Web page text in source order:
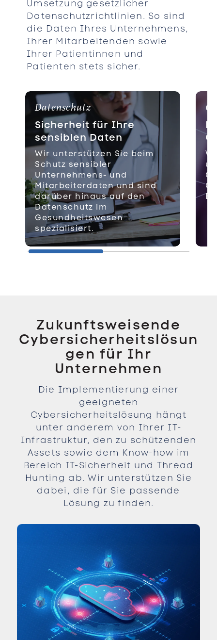
Umsetzung gesetzlicher
Datenschutzrichtlinien. So sind
die Daten Ihres Unternehmens,
Ihrer Mitarbeitenden sowie
Ihrer Patientinnen und
Patienten stets sicher.
Datenschutz
Sicherheit für Ihre
sensiblen Daten
Wir unterstützen Sie beim
Schutz sensibler
Unternehmens- und
Mitarbeiterdaten und sind
darüber hinaus auf den
Datenschutz im
Gesundheitswesen
spezialisiert.
Zukunftsweisende
Cybersicherheitslösun
gen für Ihr
Unternehmen
Die Implementierung einer
geeigneten
Cybersicherheitslösung hängt
unter anderem von Ihrer IT-
Infrastruktur, den zu schützenden
Assets sowie dem Know-how im
Bereich IT-Sicherheit und Thread
Hunting ab. Wir unterstützen Sie
dabei, die für Sie passende
Lösung zu finden.